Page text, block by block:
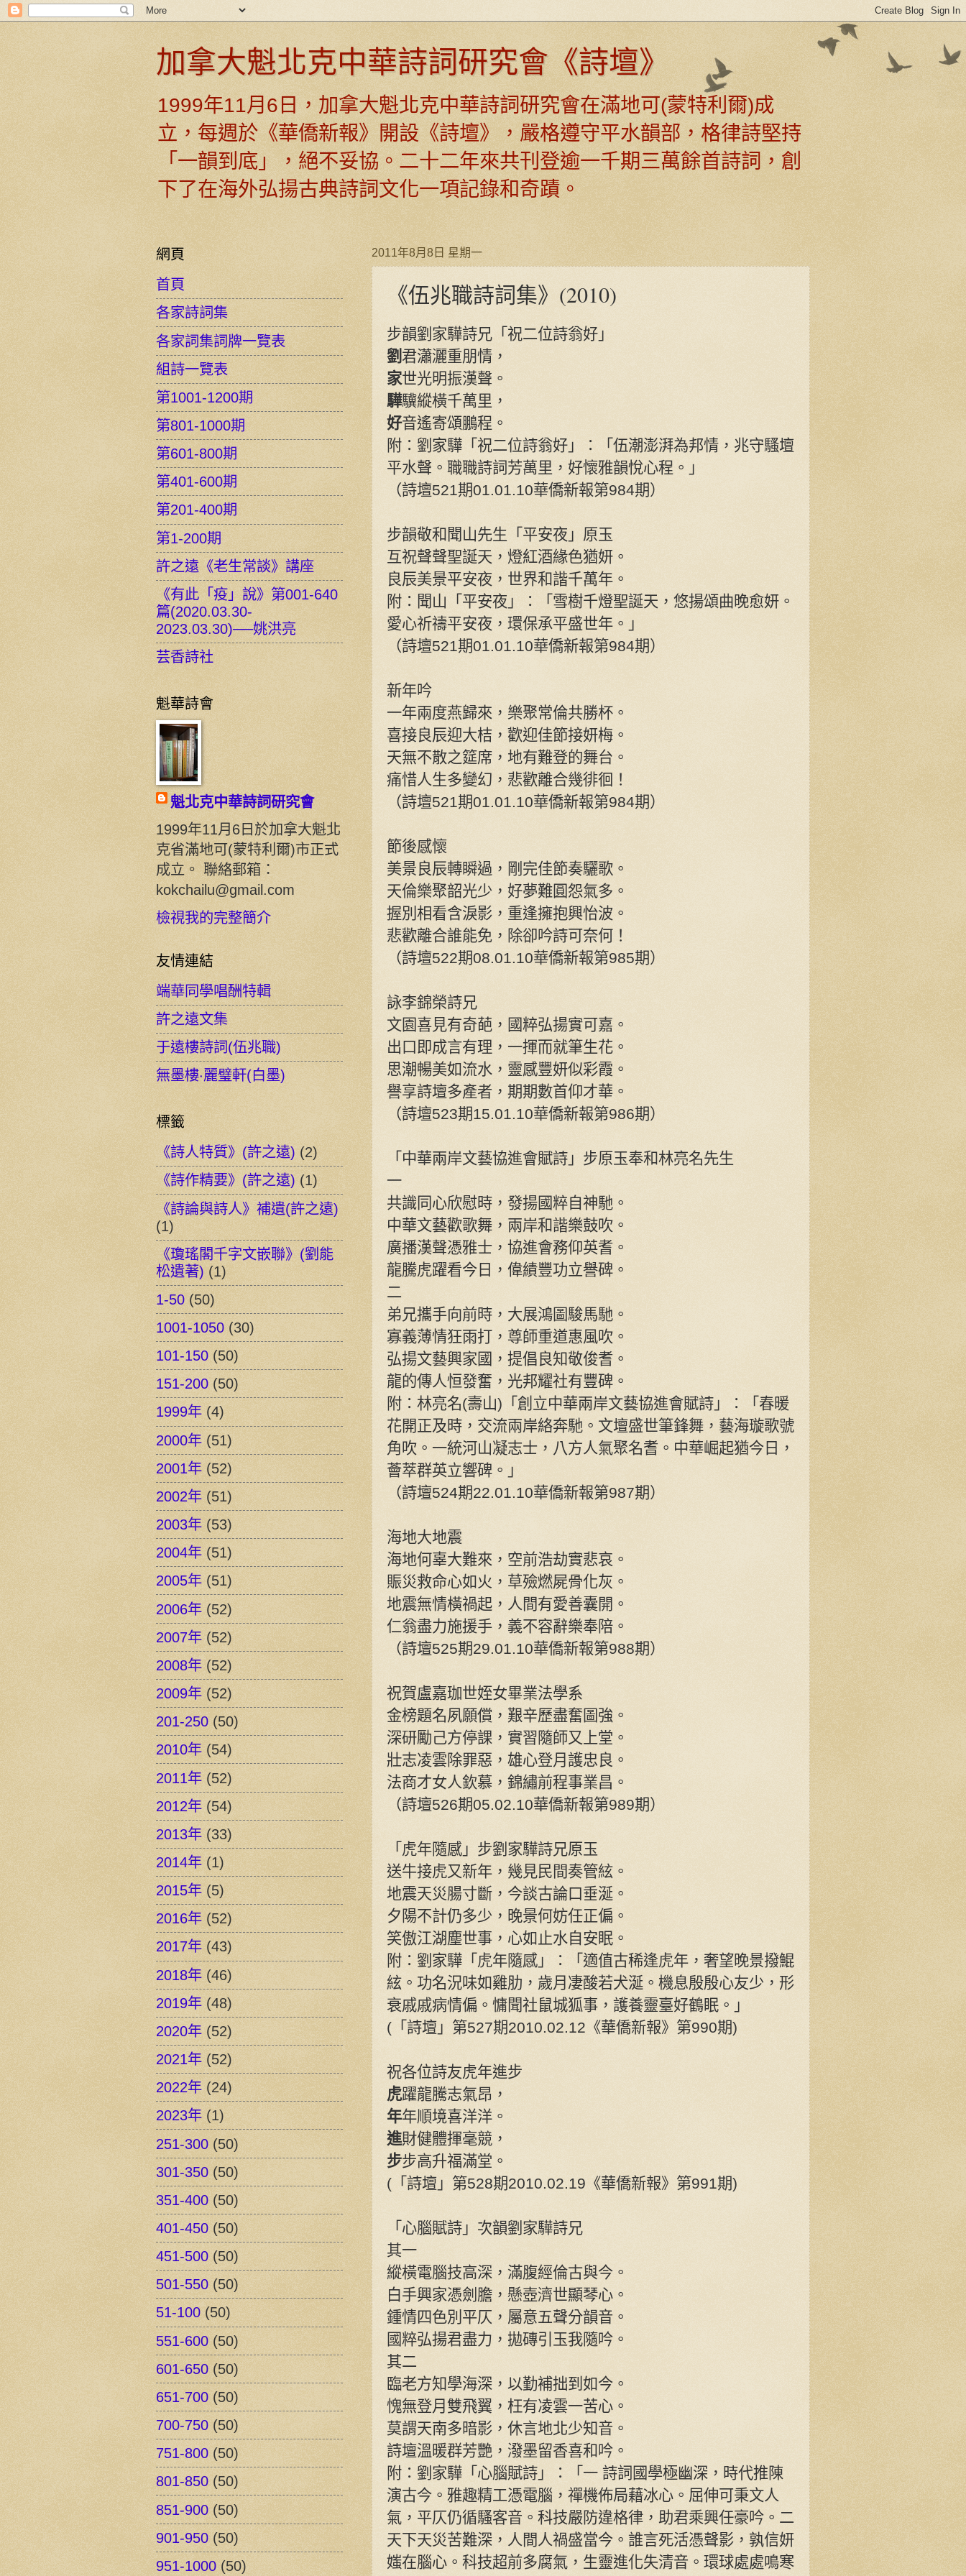
加拿大魁北克中華詩詞研究會《詩壇》
1999年11月6日，加拿大魁北克中華詩詞研究會在滿地可(蒙特利爾)成
立，每週於《華僑新報》開設《詩壇》，嚴格遵守平水韻部，格律詩堅持
「一韻到底」，絕不妥協。二十二年來共刊登逾一千期三萬餘首詩詞，創
下了在海外弘揚古典詩詞文化一項記錄和奇蹟。
2011年8月8日 星期一
《伍兆職詩詞集》(2010)
步韻劉家驊詩兄「祝二位詩翁好」
劉 君瀟灑重朋情，
家世光明振漢聲。
驊驥縱橫千萬里，
好音遙寄頌鵬程。
附：劉家驊「祝二位詩翁好」：「伍潮澎湃為邦情，兆守騷壇
平水聲。職職詩詞芳萬里，好懷雅韻悅心程。」
（詩壇521期01.01.10華僑新報第984期）
步韻敬和聞山先生「平安夜」原玉
互祝聲聲聖誕天，燈紅酒緣色猶妍。
良辰美景平安夜，世界和諧千萬年。
附：聞山「平安夜」：「雪樹千燈聖誕天，悠揚頌曲晚愈妍。
愛心祈禱平安夜，環保承平盛世年。」
（詩壇521期01.01.10華僑新報第984期）
新年吟
一年兩度燕歸來，樂聚常倫共勝杯。
喜接良辰迎大桔，歡迎佳節接妍梅。
天無不散之筵席，地有難登的舞台。
痛惜人生多變幻，悲歡離合幾徘徊！
（詩壇521期01.01.10華僑新報第984期）
節後感懷
美景良辰轉瞬過，剛完佳節奏驪歌。
天倫樂聚韶光少，好夢難圓怨氣多。
握別相看含淚影，重逢擁抱興怡波。
悲歡離合誰能免，除卻吟詩可奈何！
（詩壇522期08.01.10華僑新報第985期）
詠李錦榮詩兄
文園喜見有奇葩，國粹弘揚實可嘉。
出口即成言有理，一揮而就筆生花。
思潮暢美如流水，靈感豐妍似彩霞。
譽享詩壇多產者，期期數首仰才華。
（詩壇523期15.01.10華僑新報第986期）
「中華兩岸文藝協進會賦詩」步原玉奉和林亮名先生
一
共識同心欣慰時，發揚國粹自神馳。
中華文藝歡歌舞，兩岸和諧樂鼓吹。
廣播漢聲憑雅士，協進會務仰英耆。
龍騰虎躍看今日，偉績豐功立譽碑。
二
弟兄攜手向前時，大展鴻圖駿馬馳。
寡義薄情狂雨打，尊師重道惠風吹。
弘揚文藝興家國，提倡良知敬俊耆。
龍的傳人恒發奮，光邦耀社有豐碑。
附：林亮名(壽山)「創立中華兩岸文藝協進會賦詩」：「春暖
花開正及時，交流兩岸絡奔馳。文壇盛世筆鋒舞，藝海璇歌號
角吹。一統河山凝志士，八方人氣聚名耆。中華崛起猶今日，
薈萃群英立響碑。」
（詩壇524期22.01.10華僑新報第987期）
海地大地震
海地何辜大難來，空前浩劫實悲哀。
賑災救命心如火，草殮燃屍骨化灰。
地震無情橫禍起，人間有愛善囊開。
仁翁盡力施援手，義不容辭樂奉陪。
（詩壇525期29.01.10華僑新報第988期）
祝賀盧嘉珈世姪女畢業法學系
金榜題名夙願償，艱辛歷盡奮圖強。
深研勵己方停課，實習隨師又上堂。
壯志凌雲除罪惡，雄心登月護忠良。
法商才女人欽慕，錦繡前程事業昌。
（詩壇526期05.02.10華僑新報第989期）
「虎年隨感」步劉家驊詩兄原玉
送牛接虎又新年，幾見民間奏管絃。
地震天災腸寸斷，今談古論口垂涎。
夕陽不計仍多少，晚景何妨任正偏。
笑傲江湖塵世事，心如止水自安眠。
附：劉家驊「虎年隨感」：「適值古稀逢虎年，奢望晚景撥鯤
絃。功名況味如雞肋，歲月凄酸若犬涎。機息殷殷心友少，形
衰戚戚病情偏。慵聞社鼠城狐事，護養靈臺好鶴眠。」
(「詩壇」第527期2010.02.12《華僑新報》第990期)
祝各位詩友虎年進步
虎躍龍騰志氣昂，
年年順境喜洋洋。
進財健體揮毫競，
步步高升福滿堂。
(「詩壇」第528期2010.02.19《華僑新報》第991期)
「心腦賦詩」次韻劉家驊詩兄
其一
縱橫電腦技高深，滿腹經倫古與今。
白手興家憑劍膽，懸壺濟世顯琴心。
鍾情四色別平仄，屬意五聲分韻音。
國粹弘揚君盡力，拋磚引玉我隨吟。
其二
臨老方知學海深，以勤補拙到如今。
愧無登月雙飛翼，枉有凌雲一苦心。
莫謂天南多暗影，休言地北少知音。
詩壇溫暖群芳艷，潑墨留香喜和吟。
附：劉家驊「心腦賦詩」：「一 詩詞國學極幽深，時代推陳
演古今。雅趣精工憑電腦，禪機佈局藉冰心。屈伸可秉文人
氣，平仄仍循騷客音。科技嚴防違格律，助君乘興任豪吟。二
天下天災苦難深，人間人禍盛當今。誰言死活憑聲影，孰信妍
媸在腦心。科技超前多腐氣，生靈進化失清音。環球處處鳴寒
網頁
首頁
各家詩詞集
各家詞集詞牌一覽表
組詩一覽表
第1001-1200期
第801-1000期
第601-800期
第401-600期
第201-400期
第1-200期
許之遠《老生常談》講座
《有此「疫」說》第001-640
篇(2020.03.30-
2023.03.30)──姚洪亮
芸香詩社
魁華詩會
魁北克中華詩詞研究會
1999年11月6日於加拿大魁北
克省滿地可(蒙特利爾)市正式
成立。 聯絡郵箱：
kokchailu@gmail.com
檢視我的完整簡介
友情連結
端華同學唱酬特輯
許之遠文集
于遠樓詩詞(伍兆職)
無墨樓‧麗璧軒(白墨)
標籤
《詩人特質》(許之遠) (2)
《詩作精要》(許之遠) (1)
《詩論與詩人》補遺(許之遠)
(1)
《瓊瑤閣千字文嵌聯》(劉能
松遺著) (1)
1-50 (50)
1001-1050 (30)
101-150 (50)
151-200 (50)
1999年 (4)
2000年 (51)
2001年 (52)
2002年 (51)
2003年 (53)
2004年 (51)
2005年 (51)
2006年 (52)
2007年 (52)
2008年 (52)
2009年 (52)
201-250 (50)
2010年 (54)
2011年 (52)
2012年 (54)
2013年 (33)
2014年 (1)
2015年 (5)
2016年 (52)
2017年 (43)
2018年 (46)
2019年 (48)
2020年 (52)
2021年 (52)
2022年 (24)
2023年 (1)
251-300 (50)
301-350 (50)
351-400 (50)
401-450 (50)
451-500 (50)
501-550 (50)
51-100 (50)
551-600 (50)
601-650 (50)
651-700 (50)
700-750 (50)
751-800 (50)
801-850 (50)
851-900 (50)
901-950 (50)
951-1000 (50)